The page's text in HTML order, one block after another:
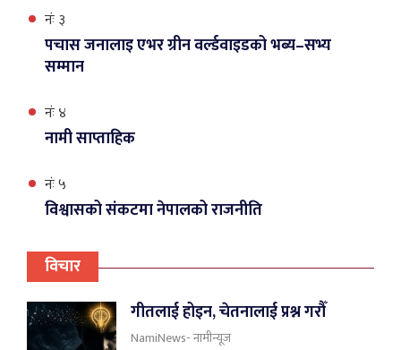
नंः ३
पचास जनालाइ एभर ग्रीन वर्ल्डवाइडको भब्य–सभ्य
सम्मान
नंः ४
नामी साप्ताहिक
नंः ५
विश्वासको संकटमा नेपालको राजनीति
विचार
गीतलाई होइन, चेतनालाई प्रश्न गरौँ
NamiNews- नामीन्यूज